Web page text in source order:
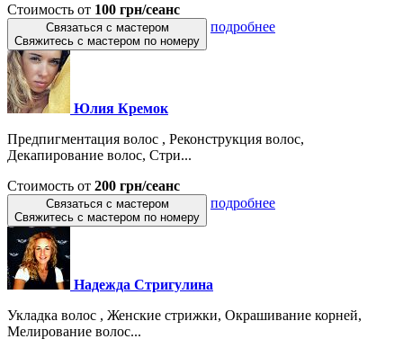
Стоимость от 100 грн/сеанс
Связаться с мастером
Свяжитесь с мастером по номеру
подробнее
Юлия Кремок
Предпигментация волос , Реконструкция волос,
Декапирование волос, Стри...
Стоимость от 200 грн/сеанс
Связаться с мастером
Свяжитесь с мастером по номеру
подробнее
Надежда Стригулина
Укладка волос , Женские стрижки, Окрашивание корней,
Мелирование волос...